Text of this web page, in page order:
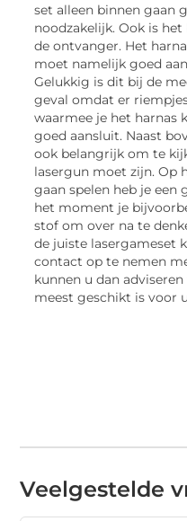
set alleen binnen gaan
noodzakelijk. Ook is
de ontvanger. Het
moet namelijk goed
Gelukkig is dit bij de
geval omdat er
waarmee je het harnas
goed aansluit. Naast
ook belangrijk om te
lasergun moet zijn. Op
gaan spelen heb je
het moment je
stof om over na te
de juiste lasergameset
contact op te nemen
kunnen u dan
meest geschikt is voor
Veelgestelde